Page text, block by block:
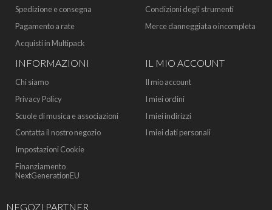
Spedizione e consegna
Pagamento a rate
Acquisti in Multipack
Condizioni degli strumenti
Merce danneggiata o incompleta
INFORMAZIONI
Chi siamo
Privacy Policy
Scuole di musica e associazioni
Contatta il nostro negozio
Impostazioni Cookie
Finanziamento
NextGenerationEU
IL MIO ACCOUNT
Il mio account
I miei ordini
I miei indirizzi
I miei dati personali
NEGOZI PARTNER